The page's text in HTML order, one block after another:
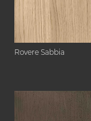
Rovere Sabbia